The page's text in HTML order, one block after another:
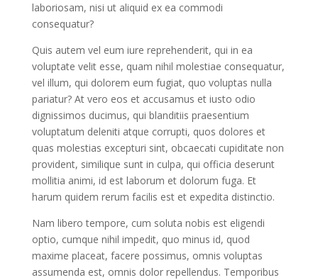
laboriosam, nisi ut aliquid ex ea commodi
consequatur?
Quis autem vel eum iure reprehenderit, qui in ea
voluptate velit esse, quam nihil molestiae consequatur,
vel illum, qui dolorem eum fugiat, quo voluptas nulla
pariatur? At vero eos et accusamus et iusto odio
dignissimos ducimus, qui blanditiis praesentium
voluptatum deleniti atque corrupti, quos dolores et
quas molestias excepturi sint, obcaecati cupiditate non
provident, similique sunt in culpa, qui officia deserunt
mollitia animi, id est laborum et dolorum fuga. Et
harum quidem rerum facilis est et expedita distinctio.
Nam libero tempore, cum soluta nobis est eligendi
optio, cumque nihil impedit, quo minus id, quod
maxime placeat, facere possimus, omnis voluptas
assumenda est, omnis dolor repellendus. Temporibus